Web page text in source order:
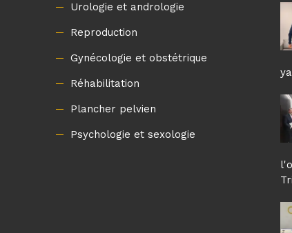
Urologie et andrologie
Reproduction
Gynécologie et obstétrique
Réhabilitation
Plancher pelvien
Psychologie et sexologie